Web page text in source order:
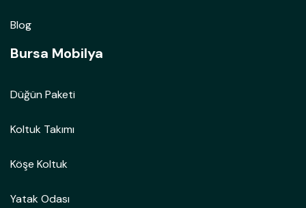
Blog
Bursa Mobilya
Düğün Paketi
Koltuk Takımı
Köşe Koltuk
Yatak Odası